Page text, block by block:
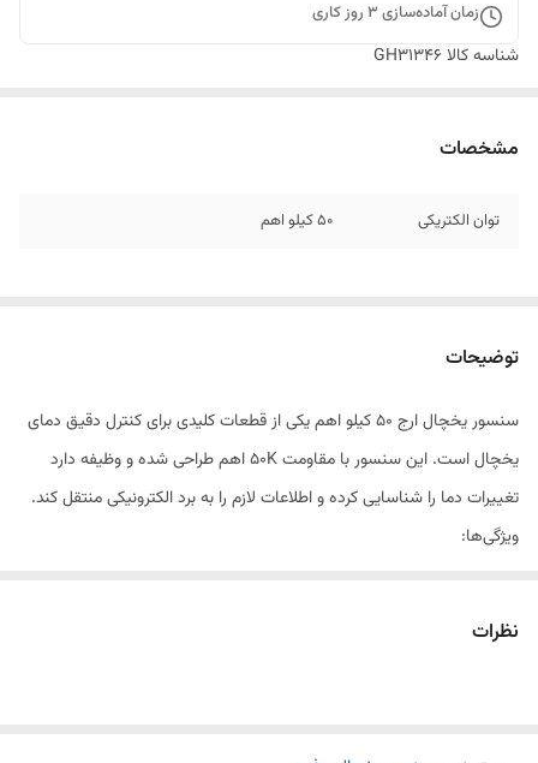
زمان آماده‌سازی 3 روز کاری
شناسه کالا GH31346
مشخصات
توان الکتریکی 50 کیلو اهم
توضیحات
سنسور یخچال ارج 50 کیلو اهم یکی از قطعات کلیدی برای کنترل دقیق دمای
یخچال است. این سنسور با مقاومت 50K اهم طراحی شده و وظیفه دارد
تغییرات دما را شناسایی کرده و اطلاعات لازم را به برد الکترونیکی منتقل کند.
ویژگی‌ها:
نظرات